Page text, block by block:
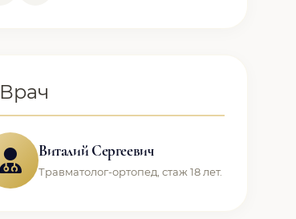
Врач
Виталий Сергеевич
Травматолог-ортопед, стаж 18 лет.